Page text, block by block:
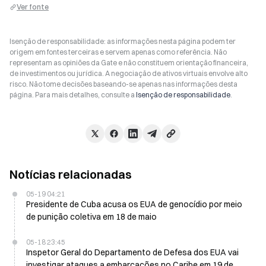
Ver fonte
Isenção de responsabilidade: as informações nesta página podem ter
origem em fontes terceiras e servem apenas como referência. Não
representam as opiniões da Gate e não constituem orientação financeira,
de investimentos ou jurídica. A negociação de ativos virtuais envolve alto
risco. Não tome decisões baseando-se apenas nas informações desta
página. Para mais detalhes, consulte a Isenção de responsabilidade.
Notícias relacionadas
05-19 04:21
Presidente de Cuba acusa os EUA de genocídio por meio
de punição coletiva em 18 de maio
05-18 23:45
Inspetor Geral do Departamento de Defesa dos EUA vai